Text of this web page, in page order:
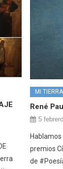
MI TIERRA
René
5
premios
de